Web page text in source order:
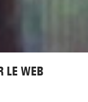
LE WEB